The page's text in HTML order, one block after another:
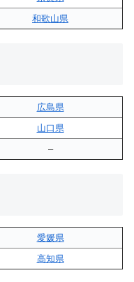
和歌山県
広島県
山口県
–
愛媛県
高知県